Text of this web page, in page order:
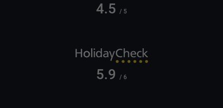
4.5 / 5
5.9 / 6